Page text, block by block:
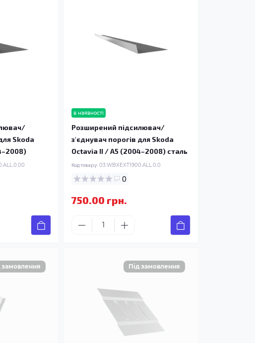
Skoda
в наявності
Розширений підсилювач/
з'єднувач порогів для Skoda
Octavia II / A5 (2004–2008) сталь
Код товару: 03.WBXEXT1900.ALL.0.0
0
750.00 грн.